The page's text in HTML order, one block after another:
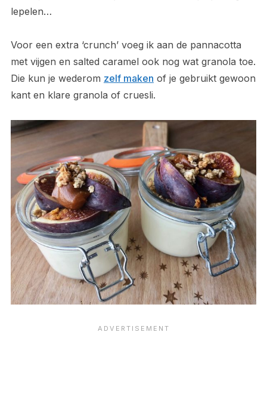
lepelen…
Voor een extra ‘crunch’ voeg ik aan de pannacotta
met vijgen en salted caramel ook nog wat granola toe.
Die kun je wederom zelf maken of je gebruikt gewoon
kant en klare granola of cruesli.